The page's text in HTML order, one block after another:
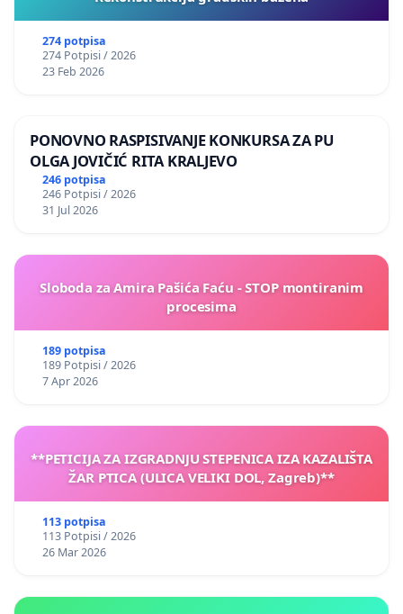
274 potpisa
274 Potpisi / 2026
23 Feb 2026
PONOVNO RASPISIVANJE KONKURSA ZA PU
OLGA JOVIČIĆ RITA KRALJEVO
246 potpisa
246 Potpisi / 2026
31 Jul 2026
Sloboda za Amira Pašića Faću - STOP montiranim
procesima
189 potpisa
189 Potpisi / 2026
7 Apr 2026
**PETICIJA ZA IZGRADNJU STEPENICA IZA KAZALIŠTA
ŽAR PTICA (ULICA VELIKI DOL, Zagreb)**
113 potpisa
113 Potpisi / 2026
26 Mar 2026